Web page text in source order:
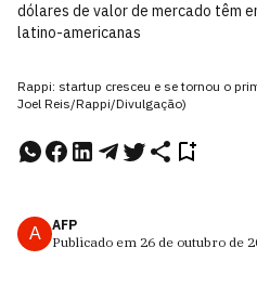
dólares de valor de mercado têm
latino-americanas
Rappi: startup cresceu e se tornou o
Joel Reis/Rappi/Divulgação)
A
AFP
Publicado em 26 de outubro de